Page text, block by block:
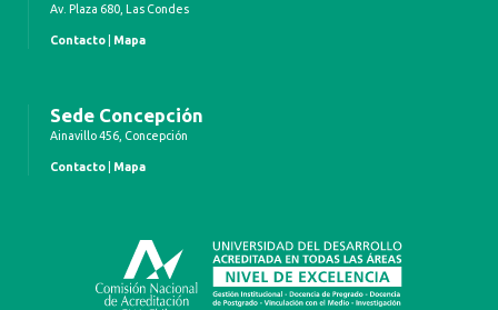
Av. Plaza 680, Las Condes
Contacto Mapa
Sede Concepción
Ainavillo 456, Concepción
Contacto Mapa